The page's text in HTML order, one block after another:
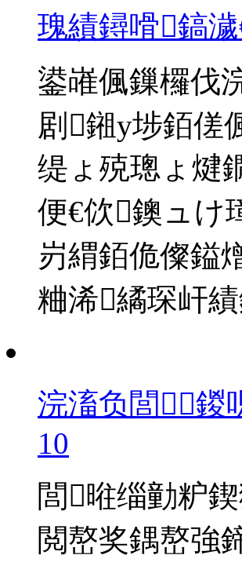
瑰績鐞嗗鎬
鍙嶉偑鏁欏伐
剧鎺у埗銆傞
缇ょ殑璁ょ煡
便€佽鐭ュけ
岃緭銆佹儏鎰
粬浠繘琛屽
浣滀负閭鍐
10
閭暀缁勭粐
閲嶅奖鍝嶅強